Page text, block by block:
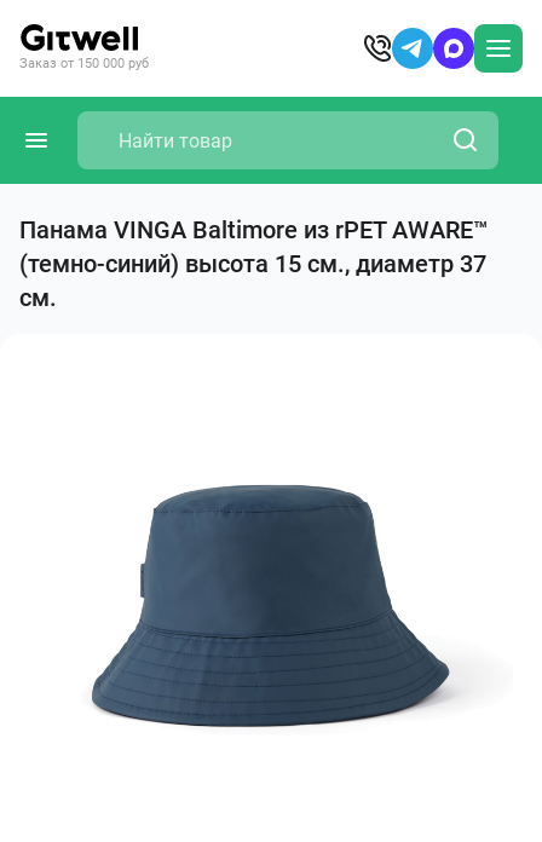
Заказ от 150 000 руб
Панама VINGA Baltimore из rPET AWARE™
(темно-синий) высота 15 см., диаметр 37
см.